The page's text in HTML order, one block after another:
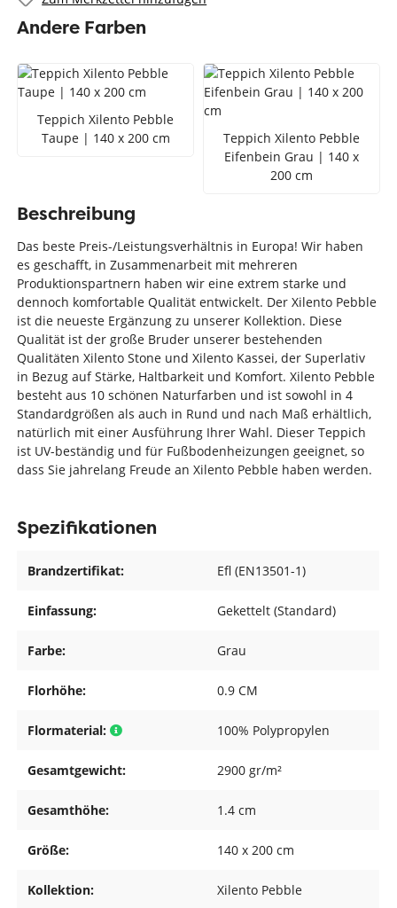
Andere Farben
Teppich Xilento Pebble
Taupe | 140 x 200 cm
Teppich Xilento Pebble
Eifenbein Grau | 140 x
200 cm
Beschreibung
Das beste Preis-/Leistungsverhältnis in Europa! Wir haben
es geschafft, in Zusammenarbeit mit mehreren
Produktionspartnern haben wir eine extrem starke und
dennoch komfortable Qualität entwickelt. Der Xilento Pebble
ist die neueste Ergänzung zu unserer Kollektion. Diese
Qualität ist der große Bruder unserer bestehenden
Qualitäten Xilento Stone und Xilento Kassei, der Superlativ
in Bezug auf Stärke, Haltbarkeit und Komfort. Xilento Pebble
besteht aus 10 schönen Naturfarben und ist sowohl in 4
Standardgrößen als auch in Rund und nach Maß erhältlich,
natürlich mit einer Ausführung Ihrer Wahl. Dieser Teppich
ist UV-beständig und für Fußbodenheizungen geeignet, so
dass Sie jahrelang Freude an Xilento Pebble haben werden.
Spezifikationen
Brandzertifikat: Efl (EN13501-1)
Einfassung: Gekettelt (Standard)
Farbe: Grau
Florhöhe: 0.9 CM
Flormaterial: 100% Polypropylen
Gesamtgewicht: 2900 gr/m²
Gesamthöhe: 1.4 cm
Größe: 140 x 200 cm
Kollektion: Xilento Pebble